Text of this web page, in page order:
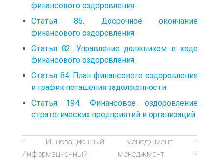
финансового оздоровления
Статья 86. Досрочное окончание
финансового оздоровления
Статья 82. Управление должником в ходе
финансового оздоровления
Статья 84. План финансового оздоровления
и график погашения задолженности
Статья 194. Финансовое оздоровление
стратегических предприятий и организаций
- Инновационный менеджмент -
Информационный менеджмент -